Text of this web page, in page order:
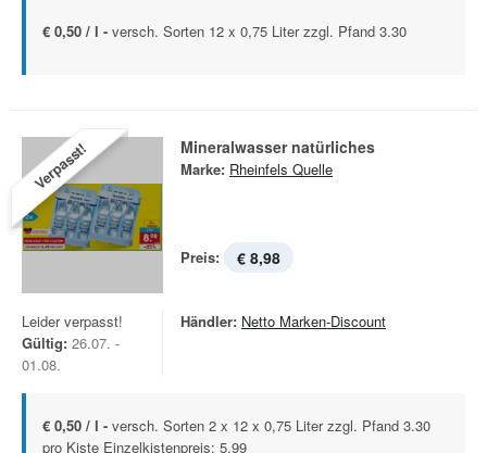
€ 0,50 / l - versch. Sorten 12 x 0,75 Liter zzgl. Pfand 3.30
Verpasst! Mineralwasser natürliches
Marke: Rheinfels Quelle
Preis: € 8,98
Leider verpasst!
Gültig: 26.07. -
01.08.
Händler: Netto Marken-Discount
€ 0,50 / l - versch. Sorten 2 x 12 x 0,75 Liter zzgl. Pfand 3.30
pro Kiste Einzelkistenpreis: 5.99